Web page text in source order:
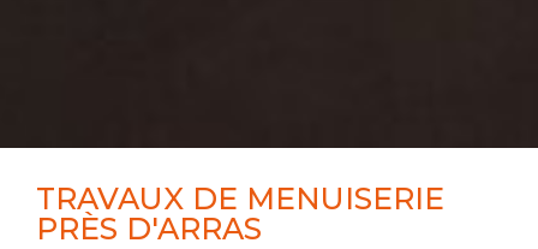
TRAVAUX DE MENUISERIE
PRÈS D'ARRAS